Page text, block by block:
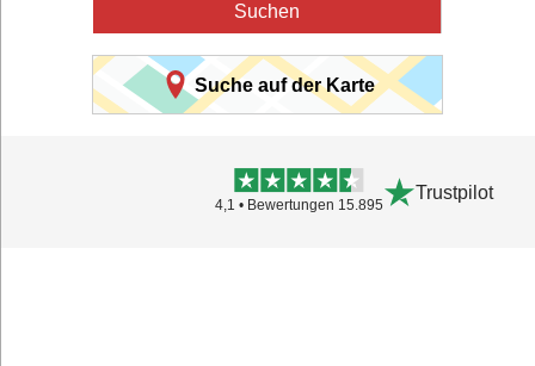
Suchen
Suche auf der Karte
4,1 • Bewertungen 15.895
Trustpilot